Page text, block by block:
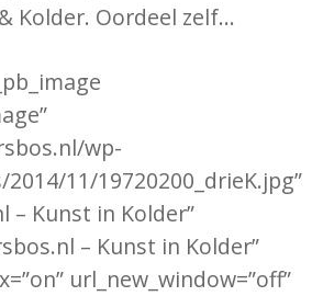
Kolder. Oordeel zelf…
wp-
11/19720200_drieK.jpg”
– Kunst in Kolder”
– Kunst in Kolder”
url_new_window=”off”